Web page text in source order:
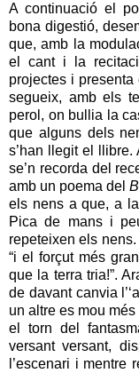
A continuació el
bona digestió,
que, amb la
el cant i la
projectes i
segueix, amb els
perol, on bullia la
que alguns dels
s’han llegit el
se’n recorda del
amb un poema del
els nens a que, a
Pica de mans i
repeteixen els nens.
“i el forçut més
que la terra tria!”.
de davant canvia
un altre es mou
el torn del
versant versant,
l’escenari i mentre